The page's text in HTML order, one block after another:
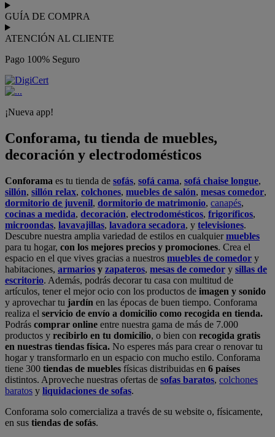
GUÍA DE COMPRA
ATENCIÓN AL CLIENTE
Pago 100% Seguro
¡Nueva app!
Conforama, tu tienda de muebles,
decoración y electrodomésticos
Conforama es tu tienda de sofás, sofá cama, sofá chaise longue,
sillón, sillón relax, colchones, muebles de salón, mesas comedor,
dormitorio de juvenil, dormitorio de matrimonio, canapés,
cocinas a medida, decoración, electrodomésticos, frigoríficos,
microondas, lavavajillas, lavadora secadora, y televisiones.
Descubre nuestra amplia variedad de estilos en cualquiermuebles
para tu hogar, con los mejores precios y promociones. Crea el
espacio en el que vives gracias a nuestros muebles de comedor y
habitaciones, armarios y zapateros, mesas de comedor y sillas de
escritorio. Además, podrás decorar tu casa con multitud de
artículos, tener el mejor ocio con los productos de imagen y sonido
y aprovechar tu jardín en las épocas de buen tiempo. Conforama
realiza el servicio de envío a domicilio como recogida en tienda.
Podrás comprar online entre nuestra gama de más de 7.000
productos y recibirlo en tu domicilio, o bien con recogida gratis
en nuestras tiendas física. No esperes más para crear o renovar tu
hogar y transformarlo en un espacio con mucho estilo. Conforama
tiene 300 tiendas de muebles físicas distribuidas en 6 países
distintos. Aproveche nuestras ofertas de sofas baratos, colchones
baratos y liquidaciones de sofas.
Conforama solo comercializa a través de su website o, físicamente,
en sus tiendas de sofás.